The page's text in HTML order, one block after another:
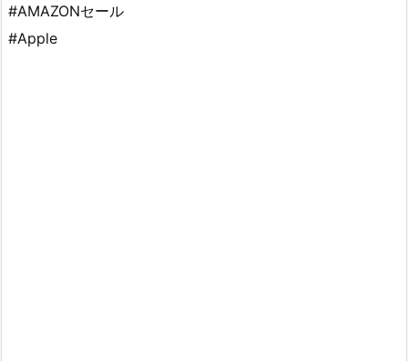
#AMAZONセール
#Apple